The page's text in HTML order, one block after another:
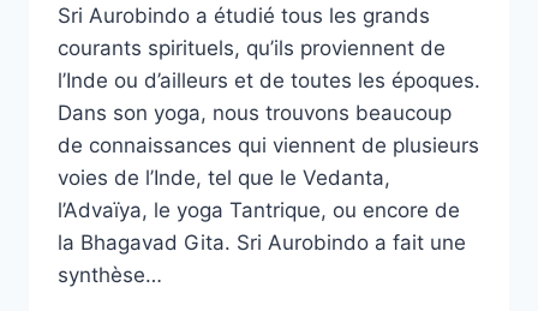
Sri Aurobindo a étudié tous les grands
courants spirituels, qu’ils proviennent de
l’Inde ou d’ailleurs et de toutes les époques.
Dans son yoga, nous trouvons beaucoup
de connaissances qui viennent de plusieurs
voies de l’Inde, tel que le Vedanta,
l’Advaïya, le yoga Tantrique, ou encore de
la Bhagavad Gita. Sri Aurobindo a fait une
synthèse…